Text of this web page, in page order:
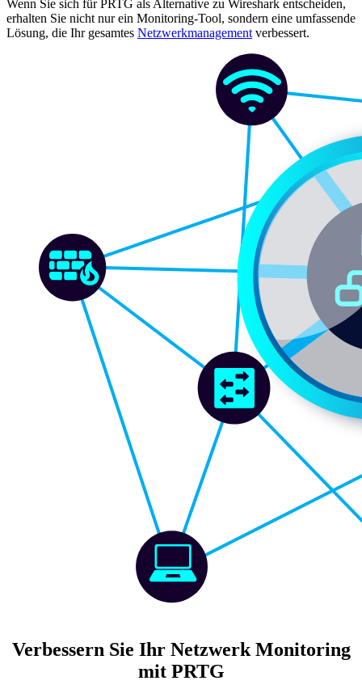
Wenn Sie sich für PRTG als Alternative zu Wireshark entscheiden,
erhalten Sie nicht nur ein Monitoring-Tool, sondern eine umfassende
Lösung, die Ihr gesamtes Netzwerkmanagement verbessert.
Verbessern Sie Ihr Netzwerk Monitoring
mit PRTG